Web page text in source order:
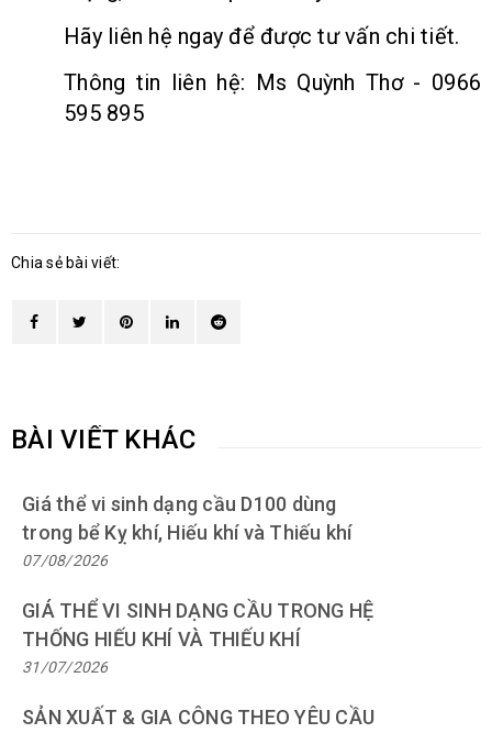
Hãy liên hệ ngay để được tư vấn chi tiết.
Thông tin liên hệ: Ms Quỳnh Thơ - 0966
595 895
Chia sẻ bài viết:
BÀI VIẾT KHÁC
Giá thể vi sinh dạng cầu D100 dùng
trong bể Kỵ khí, Hiếu khí và Thiếu khí
07/08/2026
GIÁ THỂ VI SINH DẠNG CẦU TRONG HỆ
THỐNG HIẾU KHÍ VÀ THIẾU KHÍ
31/07/2026
SẢN XUẤT & GIA CÔNG THEO YÊU CẦU